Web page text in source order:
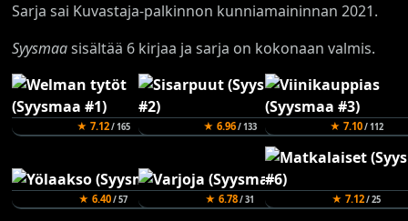
Sarja sai Kuvastaja-palkinnon kunniamaininnan 2021.
Syysmaasisältää 6 kirjaa ja sarja on kokonaan valmis.
★ 7.12/ 165 ★ 6.96/ 133 ★ 7.10/ 112
★ 6.40/ 57 ★ 6.78/ 31 ★ 7.12/ 25